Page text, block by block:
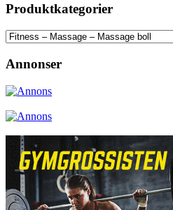
Produktkategorier
Annonser